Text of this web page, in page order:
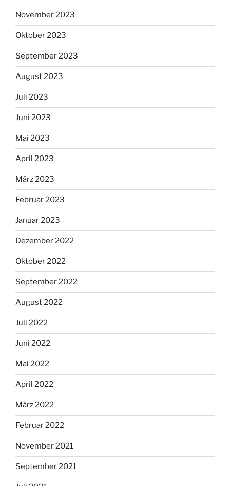
November 2023
Oktober 2023
September 2023
August 2023
Juli 2023
Juni 2023
Mai 2023
April 2023
März 2023
Februar 2023
Januar 2023
Dezember 2022
Oktober 2022
September 2022
August 2022
Juli 2022
Juni 2022
Mai 2022
April 2022
März 2022
Februar 2022
November 2021
September 2021